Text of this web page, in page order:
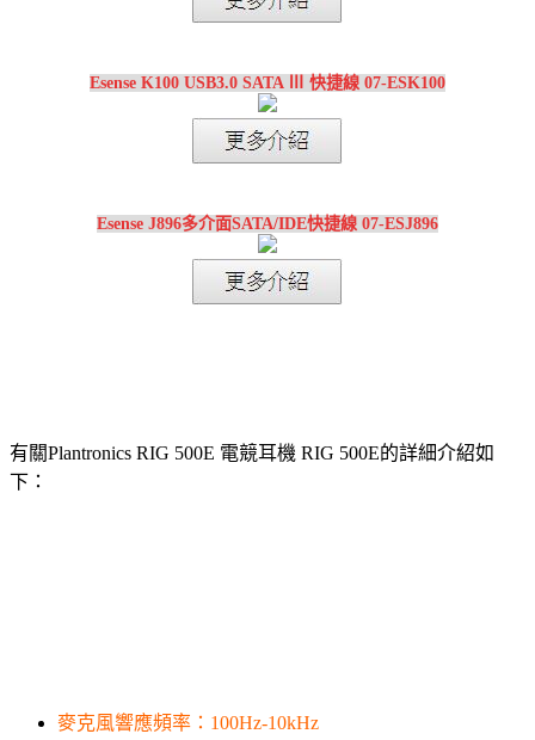
Esense K100 USB3.0 SATA Ⅲ 快捷線 07-ESK100
Esense J896多介面SATA/IDE快捷線 07-ESJ896
有關Plantronics RIG 500E 電競耳機 RIG 500E的詳細介紹如
下：
麥克風響應頻率：100Hz-10kHz